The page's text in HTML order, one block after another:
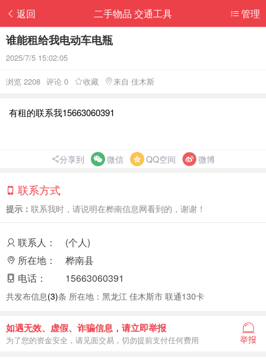
返回 管理
二手物品 交通工具
谁能租给我电动车电瓶
2025/7/5 15:02:05
浏览 2208 评论 0 收藏 来自 佳木斯
有租的联系我15663060391
分享到 微信 QQ空间 微博
联系方式
提示： 联系我时，请说明在桦南信息网看到的，谢谢！
联系人：
(个人)
所在地：
桦南县
电话：
15663060391
共发布信息(3)条 所在地：黑龙江 佳木斯市 联通130卡
如遇无效、虚假、诈骗信息，请立即举报
为了您的资金安全，请见面交易，切勿提前支付任何费用 举报